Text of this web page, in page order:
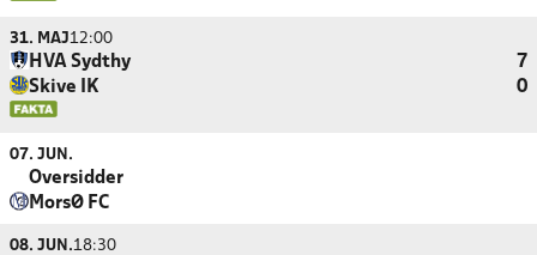
31. MAJ12:00
HVA Sydthy
7
Skive IK
0
07. JUN.
Oversidder
MorsØ FC
08. JUN.18:30